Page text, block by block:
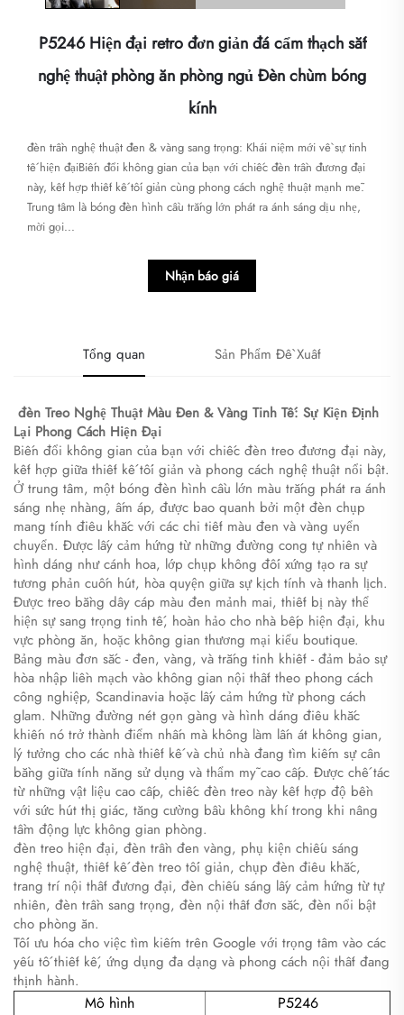
P5246 Hiện đại retro đơn giản đá cẩm thạch sắt
nghệ thuật phòng ăn phòng ngủ Đèn chùm bóng
kính
đèn trần nghệ thuật đen & vàng sang trọng: Khái niệm mới về sự tinh
tế hiện đạiBiến đổi không gian của bạn với chiếc đèn trần đương đại
này, kết hợp thiết kế tối giản cùng phong cách nghệ thuật mạnh mẽ.
Trung tâm là bóng đèn hình cầu trắng lớn phát ra ánh sáng dịu nhẹ,
mời gọi...
Nhận báo giá
Tổng quan Sản Phẩm Đề Xuất
đèn Treo Nghệ Thuật Màu Đen & Vàng Tinh Tế: Sự Kiện Định
Lại Phong Cách Hiện Đại
Biến đổi không gian của bạn với chiếc đèn treo đương đại này,
kết hợp giữa thiết kế tối giản và phong cách nghệ thuật nổi bật.
Ở trung tâm, một bóng đèn hình cầu lớn màu trắng phát ra ánh
sáng nhẹ nhàng, ấm áp, được bao quanh bởi một đèn chụp
mang tính điêu khắc với các chi tiết màu đen và vàng uyển
chuyển. Được lấy cảm hứng từ những đường cong tự nhiên và
hình dáng như cánh hoa, lớp chụp không đối xứng tạo ra sự
tương phản cuốn hút, hòa quyện giữa sự kịch tính và thanh lịch.
Được treo bằng dây cáp màu đen mảnh mai, thiết bị này thể
hiện sự sang trọng tinh tế, hoàn hảo cho nhà bếp hiện đại, khu
vực phòng ăn, hoặc không gian thương mại kiểu boutique.
Bảng màu đơn sắc - đen, vàng, và trắng tinh khiết - đảm bảo sự
hòa nhập liền mạch vào không gian nội thất theo phong cách
công nghiệp, Scandinavia hoặc lấy cảm hứng từ phong cách
glam. Những đường nét gọn gàng và hình dáng điêu khắc
khiến nó trở thành điểm nhấn mà không làm lấn át không gian,
lý tưởng cho các nhà thiết kế và chủ nhà đang tìm kiếm sự cân
bằng giữa tính năng sử dụng và thẩm mỹ cao cấp. Được chế tác
từ những vật liệu cao cấp, chiếc đèn treo này kết hợp độ bền
với sức hút thị giác, tăng cường bầu không khí trong khi nâng
tầm động lực không gian phòng.
đèn treo hiện đại, đèn trần đen vàng, phụ kiện chiếu sáng
nghệ thuật, thiết kế đèn treo tối giản, chụp đèn điêu khắc,
trang trí nội thất đương đại, đèn chiếu sáng lấy cảm hứng từ tự
nhiên, đèn trần sang trọng, đèn nội thất đơn sắc, đèn nổi bật
cho phòng ăn.
Tối ưu hóa cho việc tìm kiếm trên Google với trọng tâm vào các
yếu tố thiết kế, ứng dụng đa dạng và phong cách nội thất đang
thịnh hành.
Mô hình
P5246